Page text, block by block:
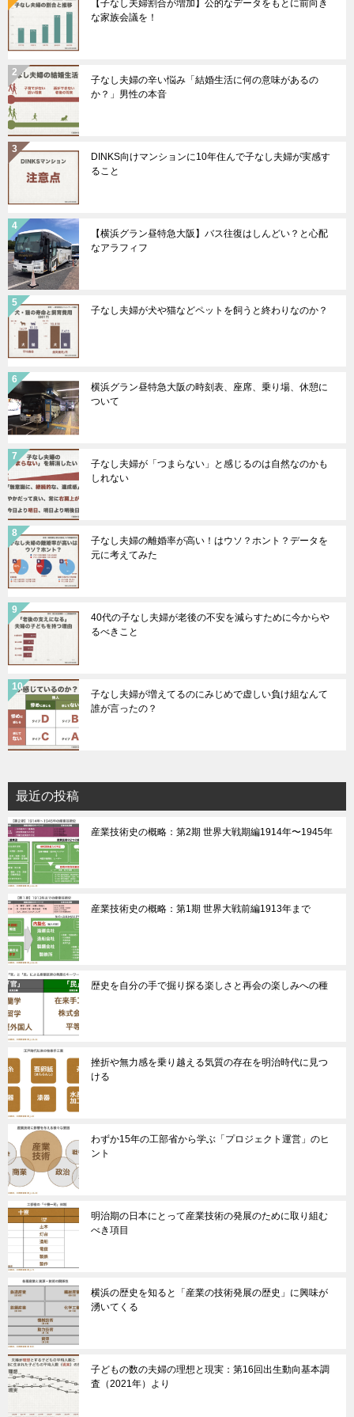
ー
シ
ン
【子なし夫婦割合が増加】公的なデータをもとに前向き
な家族会議を！
子なし夫婦の辛い悩み「結婚生活に何の意味があるの
か？」男性の本音
DINKS向けマンションに10年住んで子なし夫婦が実感す
ること
【横浜グラン昼特急大阪】バス往復はしんどい？と心配
なアラフィフ
子なし夫婦が犬や猫などペットを飼うと終わりなのか？
横浜グラン昼特急大阪の時刻表、座席、乗り場、休憩に
ついて
子なし夫婦が「つまらない」と感じるのは自然なのかも
しれない
子なし夫婦の離婚率が高い！はウソ？ホント？データを
元に考えてみた
40代の子なし夫婦が老後の不安を減らすために今からや
るべきこと
子なし夫婦が増えてるのにみじめで虚しい負け組なんて
誰が言ったの？
最近の投稿
産業技術史の概略：第2期 世界大戦期編1914年〜1945年
産業技術史の概略：第1期 世界大戦前編1913年まで
歴史を自分の手で掘り探る楽しさと再会の楽しみへの種
挫折や無力感を乗り越える気質の存在を明治時代に見つ
ける
わずか15年の工部省から学ぶ「プロジェクト運営」のヒ
ント
明治期の日本にとって産業技術の発展のために取り組む
べき項目
横浜の歴史を知ると「産業の技術発展の歴史」に興味が
湧いてくる
子どもの数の夫婦の理想と現実：第16回出生動向基本調
査（2021年）より